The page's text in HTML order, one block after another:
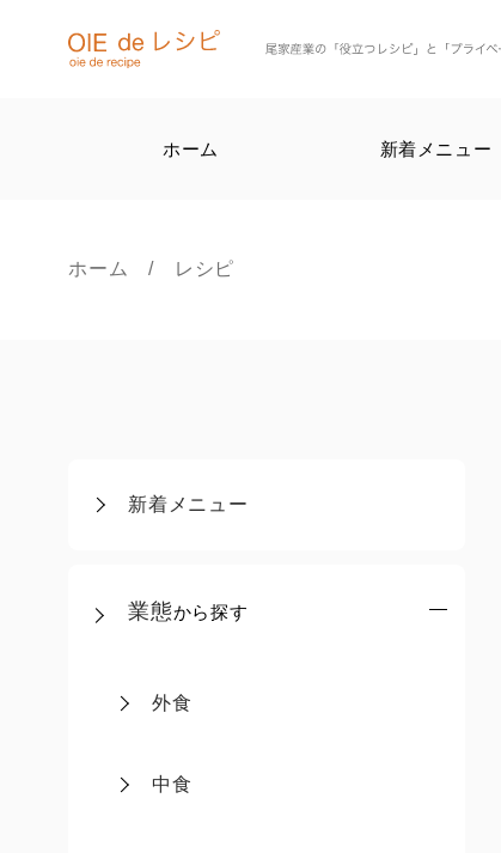
ホーム 新着メニュー
ホーム/ レシピ
新着メニュー
業態から探す
外食
中食